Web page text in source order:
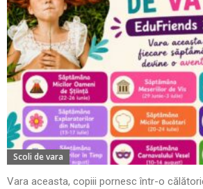
Scoli de vara
Vara aceasta, copiii pornesc într-o